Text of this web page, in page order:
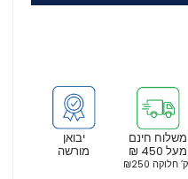
יבואן
מורשה
משלוח חינם
מעל 450 ₪
חלוקה ₪250